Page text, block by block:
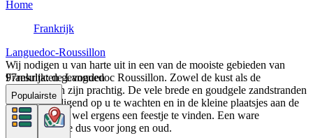
Home
Frankrijk
Languedoc-Roussillon
Wij nodigen u van harte uit in een van de mooiste gebieden van
Frankrijk: de Languedoc Roussillon. Zowel de kust als de
binnenlanden zijn prachtig. De vele brede en goudgele zandstranden
liggen uitnodigend op u te wachten en in de kleine plaatsjes aan de
kust is er altijd wel ergens een feestje te vinden. Een ware
familievakantie dus voor jong en oud.
97resultaten gevonden
Populairste